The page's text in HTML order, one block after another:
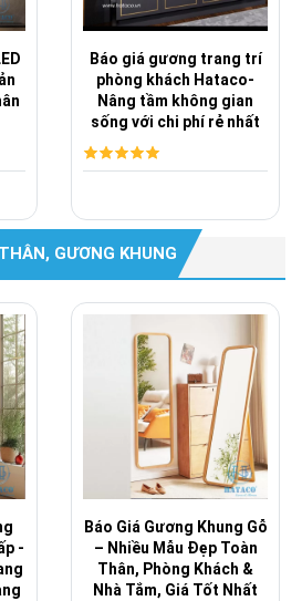
Báo giá gương trang trí
phòng khách Hataco-
Nâng tầm không gian
sống với chi phí rẻ nhất
GƯƠNG KHUNG
-
Báo Giá Gương Khung Gỗ
– Nhiều Mẫu Đẹp Toàn
Thân, Phòng Khách &
Nhà Tắm, Giá Tốt Nhất